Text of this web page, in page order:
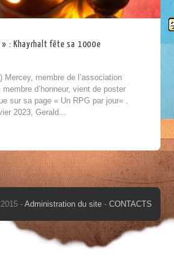
» : Khayrhalt fête sa 1000e
Mercey, membre de l’association
d’honneur, vient de poster
sur sa page « Un RPG par jour« .
2023, Gerald...
- Administration du site - CONTACTS